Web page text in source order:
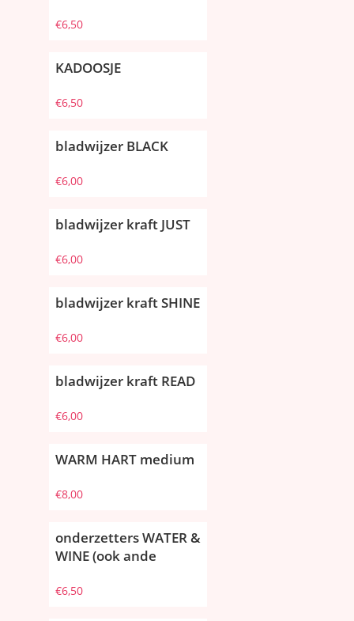
€6,50
KADOOSJE
€6,50
bladwijzer BLACK
€6,00
bladwijzer kraft JUST
€6,00
bladwijzer kraft SHINE
€6,00
bladwijzer kraft READ
€6,00
WARM HART medium
€8,00
onderzetters WATER &
WINE (ook ande
€6,50